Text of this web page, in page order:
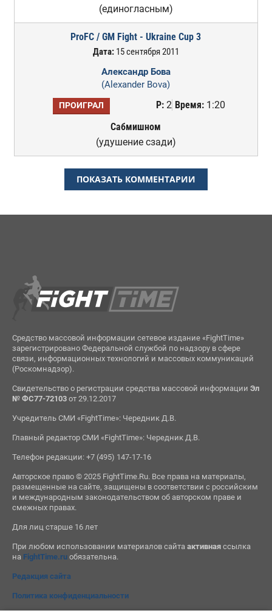
(единогласным)
ProFC / GM Fight - Ukraine Cup 3
Дата:15 сентября 2011
Александр Бова
(Alexander Bova)
ПРОИГРАЛ Р:2 Время:1:20
Сабмишном
(удушение сзади)
ПОКАЗАТЬ КОММЕНТАРИИ
Средство массовой информации сетевое издание «FightTime»
зарегистрировано Федеральной службой по надзору в сфере
связи, информационных технологий и массовых коммуникаций
(Роскомнадзор).
Свидетельство о регистрации средства массовой информации Эл
№ ФС77-72103от 29.12.2017
Учредитель СМИ «FightTime»: Чередник Д.В.
Главный редактор СМИ «FightTime»: Чередник Д.В.
Телефон редакции: +7 (495) 147-17-16
Авторское право © 2025 FightTime.Ru. Все права на материалы,
размещенные на сайте, защищены в соответствии с российским
и международным законодательством об авторском праве и
смежных правах.
Для лиц старше 16 лет
При любом использовании материалов сайта активнаяссылка
на FightTime.ruобязательна.
Редакция сайта
Политика конфиденциальности